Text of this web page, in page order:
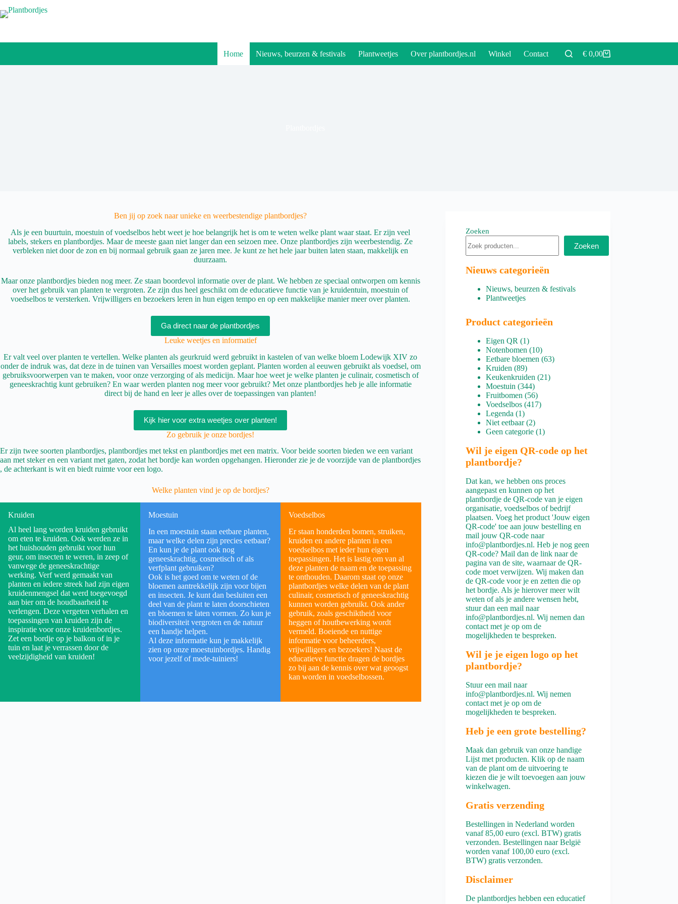
naar
Home Nieuws, beurzen & festivals Plantweetjes Over plantbordjes.nl Winkel Contact Winkelwagen
€0,00
Ben jij op zoek naar unieke en weerbestendige plantbordjes?
Als je een buurtuin, moestuin of voedselbos hebt weet je hoe belangrijk het is om te weten welke plant waar staat. Er zijn veel
labels, stekers en plantbordjes. Maar de meeste gaan niet langer dan een seizoen mee. Onze plantbordjes zijn weerbestendig. Ze
verbleken niet door de zon en bij normaal gebruik gaan ze jaren mee. Je kunt ze het hele jaar buiten laten staan, makkelijk en
duurzaam.
Maar onze plantbordjes bieden nog meer. Ze staan boordevol informatie over de plant. We hebben ze speciaal ontworpen om kennis
over het gebruik van planten te vergroten. Ze zijn dus heel geschikt om de educatieve functie van je kruidentuin, moestuin of
voedselbos te versterken. Vrijwilligers en bezoekers leren in hun eigen tempo en op een makkelijke manier meer over planten.
Ga direct naar de plantbordjes
Leuke weetjes en informatief
Er valt veel over planten te vertellen. Welke planten als geurkruid werd gebruikt in kastelen of van welke bloem Lodewijk XIV zo
onder de indruk was, dat deze in de tuinen van Versailles moest worden geplant. Planten worden al eeuwen gebruikt als voedsel, om
gebruiksvoorwerpen van te maken, voor onze verzorging of als medicijn. Maar hoe weet je welke planten je culinair, cosmetisch of
geneeskrachtig kunt gebruiken? En waar werden planten nog meer voor gebruikt? Met onze plantbordjes heb je alle informatie
direct bij de hand en leer je alles over de toepassingen van planten!
Kijk hier voor extra weetjes over planten!
Zo gebruik je onze bordjes!
Er zijn twee soorten plantbordjes, plantbordjes met tekst en plantbordjes met een matrix. Voor beide soorten bieden we een variant
aan met steker en een variant met gaten, zodat het bordje kan worden opgehangen. Hieronder zie je de voorzijde van de plantbordjes
, de achterkant is wit en biedt ruimte voor een logo.
Welke planten vind je op de bordjes?
Kruiden
Al heel lang worden kruiden gebruikt
om eten te kruiden. Ook werden ze in
het huishouden gebruikt voor hun
geur, om insecten te weren, in zeep of
vanwege de geneeskrachtige
werking. Verf werd gemaakt van
planten en iedere streek had zijn eigen
kruidenmengsel dat werd toegevoegd
aan bier om de houdbaarheid te
verlengen. Deze vergeten verhalen en
toepassingen van kruiden zijn de
inspiratie voor onze kruidenbordjes.
Zet een bordje op je balkon of in je
tuin en laat je verrassen door de
veelzijdigheid van kruiden!
Moestuin
In een moestuin staan eetbare planten,
maar welke delen zijn precies eetbaar?
En kun je de plant ook nog
geneeskrachtig, cosmetisch of als
verfplant gebruiken?
Ook is het goed om te weten of de
bloemen aantrekkelijk zijn voor bijen
en insecten. Je kunt dan besluiten een
deel van de plant te laten doorschieten
en bloemen te laten vormen. Zo kun je
biodiversiteit vergroten en de natuur
een handje helpen.
Al deze informatie kun je makkelijk
zien op onze moestuinbordjes. Handig
voor jezelf of mede-tuiniers!
Voedselbos
Er staan honderden bomen, struiken,
kruiden en andere planten in een
voedselbos met ieder hun eigen
toepassingen. Het is lastig om van al
deze planten de naam en de toepassing
te onthouden. Daarom staat op onze
plantbordjes welke delen van de plant
culinair, cosmetisch of geneeskrachtig
kunnen worden gebruikt. Ook ander
gebruik, zoals geschiktheid voor
heggen of houtbewerking wordt
vermeld. Boeiende en nuttige
informatie voor beheerders,
vrijwilligers en bezoekers! Naast de
educatieve functie dragen de bordjes
zo bij aan de kennis over wat geoogst
kan worden in voedselbossen.
Zoeken
Zoeken
Nieuws categorieën
Nieuws, beurzen & festivals
Plantweetjes
Product categorieën
Eigen QR 11
product
Notenbomen 1010
producten
Eetbare bloemen 6363
Kruiden 8989
producten
Keukenkruiden 2121
Moestuin 344344
producten
Fruitbomen 5656
producten
Voedselbos 417417
Legenda 11
product
Niet eetbaar 22
producten
Geen categorie 11
Wil je eigen QR-code op het
plantbordje?
Dat kan, we hebben ons proces
aangepast en kunnen op het
plantbordje de QR-code van je eigen
organisatie, voedselbos of bedrijf
plaatsen. Voeg het product 'Jouw eigen
QR-code' toe aan jouw bestelling en
mail jouw QR-code naar
info@plantbordjes.nl. Heb je nog geen
QR-code? Mail dan de link naar de
pagina van de site, waarnaar de QR-
code moet verwijzen. Wij maken dan
de QR-code voor je en zetten die op
het bordje. Als je hierover meer wilt
weten of als je andere wensen hebt,
stuur dan een mail naar
info@plantbordjes.nl. Wij nemen dan
contact met je op om de
mogelijkheden te bespreken.
Wil je je eigen logo op het
plantbordje?
Stuur een mail naar
info@plantbordjes.nl. Wij nemen
contact met je op om de
mogelijkheden te bespreken.
Heb je een grote bestelling?
Maak dan gebruik van onze handige
Lijst met producten. Klik op de naam
van de plant om de uitvoering te
kiezen die je wilt toevoegen aan jouw
winkelwagen.
Gratis verzending
Bestellingen in Nederland worden
vanaf 85,00 euro (excl. BTW) gratis
verzonden. Bestellingen naar België
worden vanaf 100,00 euro (excl.
BTW) gratis verzonden.
Disclaimer
De plantbordjes hebben een educatief